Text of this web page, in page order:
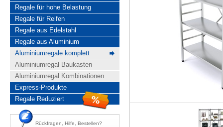
Regale für hohe Belastung
Regale für Reifen
Regale aus Edelstahl
Regale aus Aluminium
Aluminiumregale komplett
Aluminiumregal Baukasten
Aluminiumregal Kombinationen
Express-Produkte
Regale Reduziert
Rückfragen, Hilfe, Bestellen?